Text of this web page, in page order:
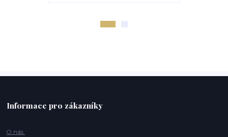
Informace pro zákazníky
O nás